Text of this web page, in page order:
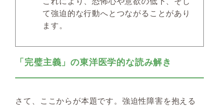
て強迫的な行動へとつながることがあり
ます。
「完璧主義」の東洋医学的な読み解き
さて、ここからが本題です。強迫性障害を抱える